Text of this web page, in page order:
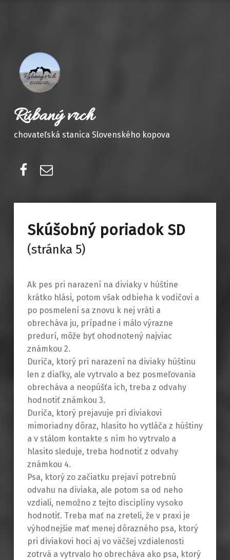
Rúbaný vrch
chovateľská stanica Slovenského kopova
Facebook
Skúšobný poriadok SD
(stránka 5)
Ak pes pri narazení na diviaky v húštine
krátko hlási, potom však odbieha k vodičovi a
po posmelení sa znovu k nej vráti a
obrecháva ju, prípadne i málo výrazne
predurí, môže byť ohodnotený najviac
známkou 2.
Duriča, ktorý pri narazení na diviaky húštinu
len z diaľky, ale vytrvalo a bez posmeľovania
obrecháva a neopúšťa ich, treba z odvahy
hodnotiť známkou 3.
Duriča, ktorý prejavuje pri diviakovi
mimoriadny dôraz, hlasito ho vytláča z húštiny
a v stálom kontakte s ním ho vytrvalo a
hlasito sleduje, treba hodnotiť z odvahy
známkou 4.
Psa, ktorý zo začiatku prejaví potrebnú
odvahu na diviaka, ale potom sa od neho
vzdiali, nemožno z tejto disciplíny vysoko
hodnotiť. Treba mať na zreteli, že v praxi je
výhodnejšie mať menej dôrazného psa, ktorý
pri diviakovi hoci aj vo väčšej vzdialenosti
zotrvá a vytrvalo ho obrecháva ako psa, ktorý